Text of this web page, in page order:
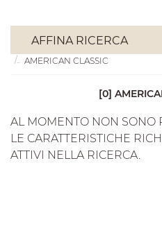
AFFINA RICERCA
AMERICAN CLASSIC
[0]
AL MOMENTO NON SONO
LE CARATTERISTICHE
ATTIVI NELLA RICERCA.